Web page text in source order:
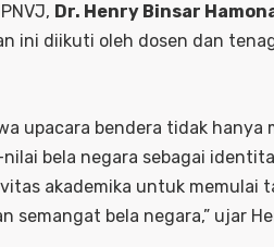
Dr. Henry Binsar
ini diikuti oleh dosen dan
upacara bendera tidak hanya
bela negara sebagai
akademika untuk memulai
semangat bela negara,” ujar